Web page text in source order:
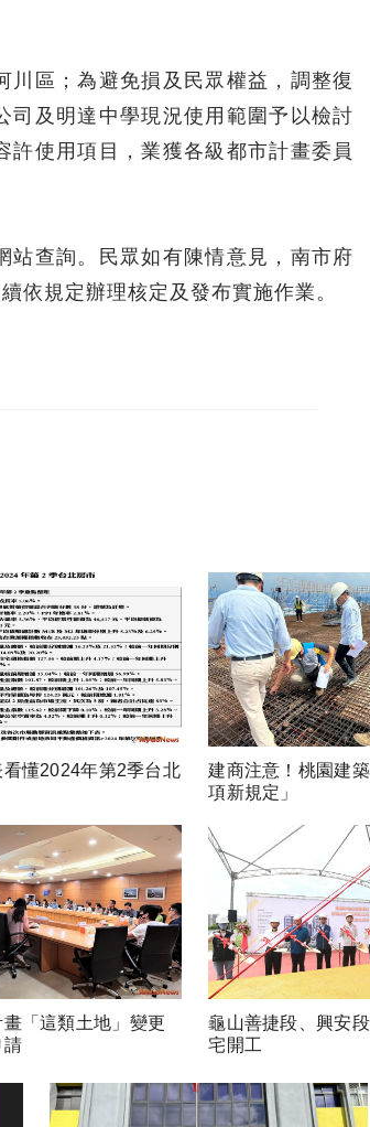
區；為避免損及民眾權益，調整復
司及明達中學現況使用範圍予以檢討
使用項目，業獲各級都市計畫委員
站查詢。民眾如有陳情意見，南市府
依規定辦理核定及發布實施作業。
看懂2024年第2季台北
建商注意！桃園建
項新規定」
畫「這類土地」變更
請
龜山善捷段、興安
宅開工